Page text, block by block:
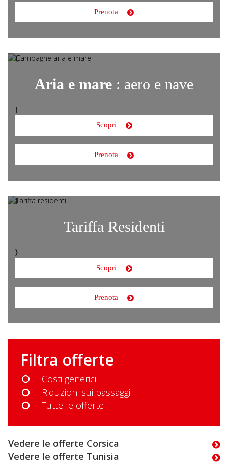
Prenota
{
Aria e mare : aero e nave
}
Scopri
Prenota
{
Tariffa Residenti
}
Scopri
Prenota
Filtra offerte
Costi generici
Riduzioni sui passaggi
Tutte le offerte
Vedere le offerte Corsica
Vedere le offerte Tunisia